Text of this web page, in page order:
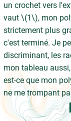
un crochet vers
vaut \(1\), mon
strictement plus
c'est terminé. Je
discriminant, les
mon tableau
est-ce que mon
ne me trompant